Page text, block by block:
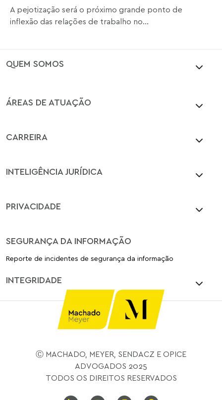
A pejotização será o próximo grande ponto de
inflexão das relações de trabalho no...
QUEM SOMOS
ÁREAS DE ATUAÇÃO
CARREIRA
INTELIGÊNCIA JURÍDICA
PRIVACIDADE
SEGURANÇA DA INFORMAÇÃO
Reporte de incidentes de segurança da informação
INTEGRIDADE
Ⓒ MACHADO, MEYER, SENDACZ E OPICE
ADVOGADOS 2025
TODOS OS DIREITOS RESERVADOS